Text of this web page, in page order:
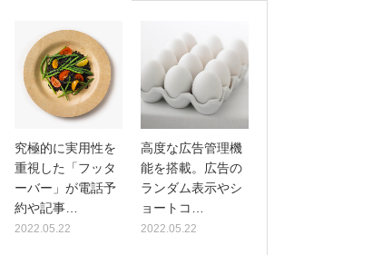
究極的に実用性を
重視した「フッタ
ーバー」が電話予
約や記事…
2022.05.22
高度な広告管理機
能を搭載。広告の
ランダム表示やシ
ョートコ…
2022.05.22